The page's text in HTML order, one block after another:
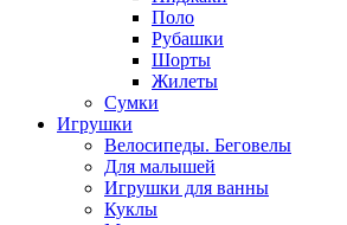
Поло
Рубашки
Шорты
Жилеты
Сумки
Игрушки
Велосипеды. Беговелы
Для малышей
Игрушки для ванны
Куклы